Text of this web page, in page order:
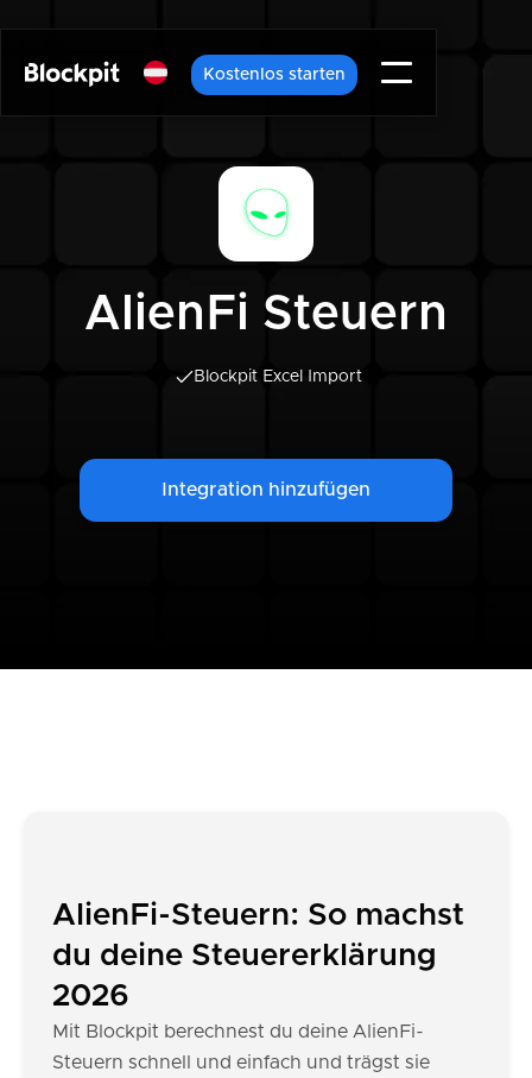
Kostenlos starten
AlienFi Steuern
Blockpit Excel Import
Integration hinzufügen
AlienFi-Steuern: So machst
du deine Steuererklärung
2026
Mit Blockpit berechnest du deine AlienFi-
Steuern schnell und einfach und trägst sie